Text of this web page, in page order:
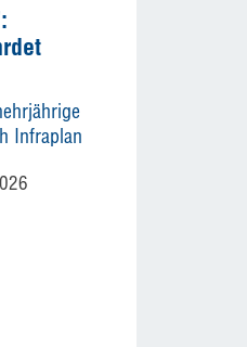
Infraplan